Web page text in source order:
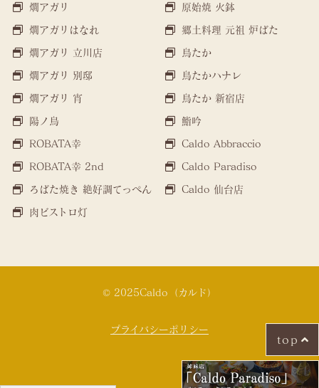
top
燗アガリ
燗アガリはなれ
燗アガリ 立川店
燗アガリ 別邸
燗アガリ 宵
陽ノ鳥
ROBATA幸
ROBATA幸 2nd
ろばた焼き 絶好調てっぺん
肉ビストロ灯
原始焼 火鉢
郷土料理 元祖 炉ばた
鳥たか
鳥たかハナレ
鳥たか 新宿店
鮨吟
Caldo Abbraccio
Caldo Paradiso
Caldo 仙台店
© 2025Caldo（カルド）
プライバシーポリシー